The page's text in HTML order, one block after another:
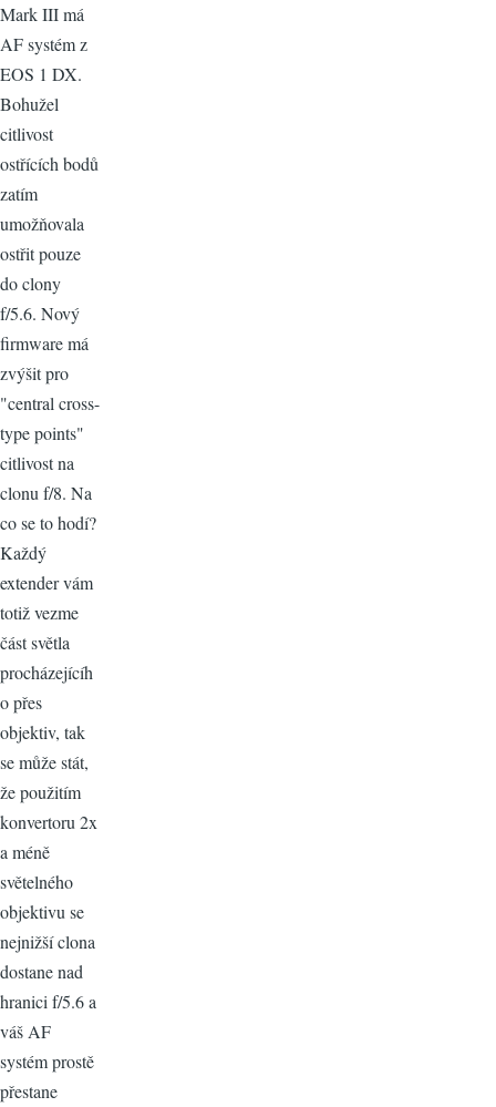
Mark III má
AF systém z
EOS 1 DX.
Bohužel
citlivost
ostřících bodů
zatím
umožňovala
ostřit pouze
do clony
f/5.6. Nový
firmware má
zvýšit pro
"central cross-
type points"
citlivost na
clonu f/8. Na
co se to hodí?
Každý
extender vám
totiž vezme
část světla
procházejícíh
o přes
objektiv, tak
se může stát,
že použitím
konvertoru 2x
a méně
světelného
objektivu se
nejnižší clona
dostane nad
hranici f/5.6 a
váš AF
systém prostě
přestane